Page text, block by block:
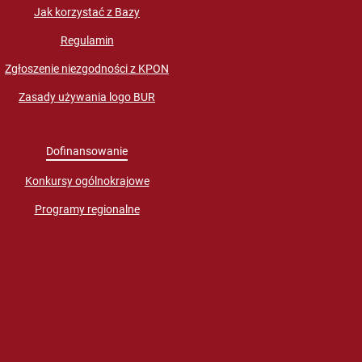
Jak korzystać z Bazy
Regulamin
Zgłoszenie niezgodności z KPON
Zasady używania logo BUR
Dofinansowanie
Konkursy ogólnokrajowe
Programy regionalne